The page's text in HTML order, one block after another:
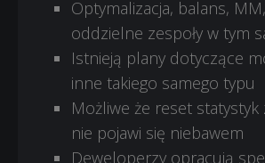
Optymalizacja, balans,
oddzielne zespoły w tym
Istnieją plany dotyczące
inne takiego samego typu
Możliwe że reset
nie pojawi się niebawem
Deweloperzy opracują